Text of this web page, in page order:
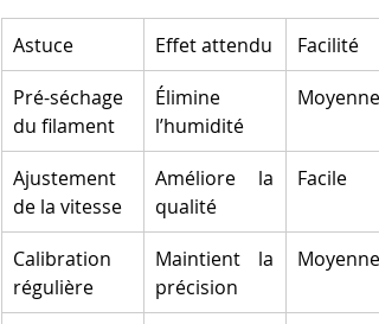
Astuce Effet attendu
Facilité
Pré-séchage
du filament
Élimine
l’humidité
Moyenne
Ajustement
de la vitesse
Améliore la
qualité
Facile
Calibration
régulière
Maintient la
précision
Moyenne